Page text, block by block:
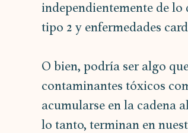
independientemente de lo
tipo 2 y enfermedades
O bien, podría ser algo
contaminantes tóxicos
acumularse en la cadena
lo tanto, terminan en